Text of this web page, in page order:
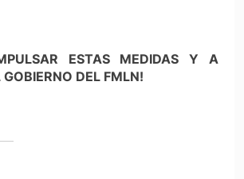
ESTAS MEDIDAS Y A
GOBIERNO DEL FMLN!